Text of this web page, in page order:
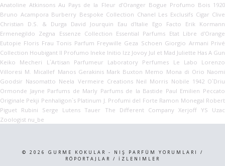
Anatoline Atkinsons Au Pays de la Fleur d’Oranger Bogue Profumo Bois 1920
Bruno Acampora Burberry Bespoke Collection Chanel Les Exclusifs Cigar Clive
Christian
D.S. & Durga David Jourquin Eau d'Italie Ego Facto
Erik Kormann
Ermenegildo Zegna Essenze Collection Essential Parfums Etat Libre d'Orange
Eutopie Floris Frau Tonis Parfum Freywille Geza Schoen Giorgio Armani Privé
Collection Houbigant Il Profumo Ineke Initio Izz Jovoy Jul et Mad Juliette Has A Gun
Keiko Mecheri
L`Artisan Parfumeur Laboratory Perfumes Le Labo
Lorenzo
Villoresi M. Micallef Manos Gerakinis Mark Buxton Memo Mona di Orio Naomi
Goodsir Nasomatto Neela Vermeire Creations Neil Morris Nobile 1942 O`Driu
Ormonde Jayne Parfums de Marly Parfums de la Bastide Paul Emilien Peccato
Originale Pekji Penhaligon`s Platinum J. Profumi del Forte Ramon Monegal Robert
Piguet Rubini Serge Lutens Tauer The Different Company Xerjoff
YS Uzac
Zoologist nu_be
© 2026 GURME KOKULAR - NIŞ PARFÜM YORUMLARI /
RÖPORTAJLAR / İZLENIMLER